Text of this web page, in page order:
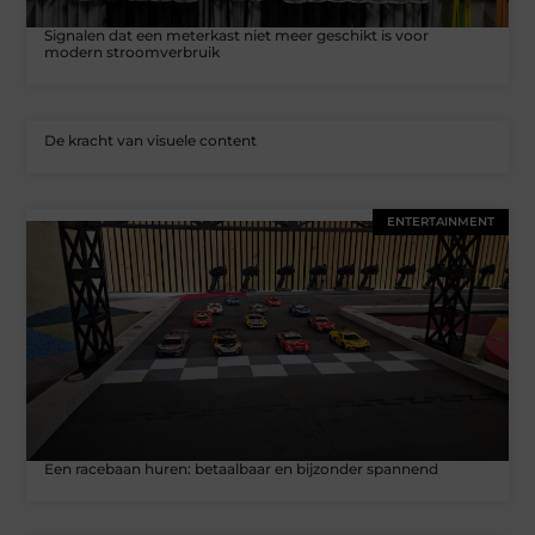
Signalen dat een meterkast niet meer geschikt is voor
modern stroomverbruik
De kracht van visuele content
ENTERTAINMENT
Een racebaan huren: betaalbaar en bijzonder spannend